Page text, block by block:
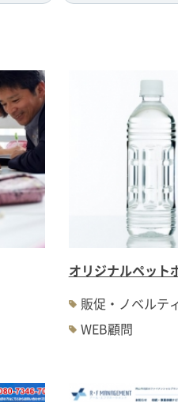
オリジナルペット
販促・ノベルテ
WEB顧問